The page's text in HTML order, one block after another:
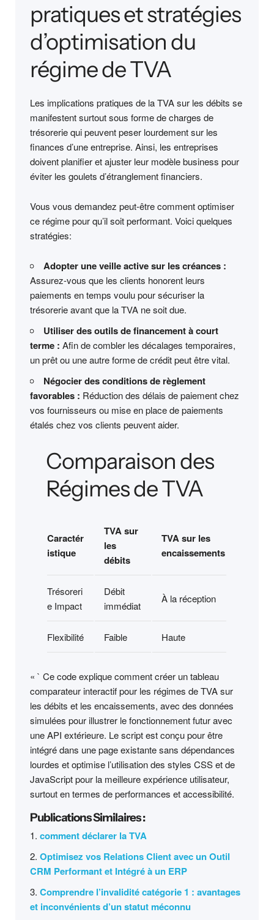
pratiques et stratégies
d’optimisation du
régime de TVA
Les implications pratiques de la TVA sur les débits se
manifestent surtout sous forme de charges de
trésorerie qui peuvent peser lourdement sur les
finances d’une entreprise. Ainsi, les entreprises
doivent planifier et ajuster leur modèle business pour
éviter les goulets d’étranglement financiers.
Vous vous demandez peut-être comment optimiser
ce régime pour qu’il soit performant. Voici quelques
stratégies:
Adopter une veille active sur les créances :
Assurez-vous que les clients honorent leurs
paiements en temps voulu pour sécuriser la
trésorerie avant que la TVA ne soit due.
Utiliser des outils de financement à court
terme : Afin de combler les décalages temporaires,
un prêt ou une autre forme de crédit peut être vital.
Négocier des conditions de règlement
favorables : Réduction des délais de paiement chez
vos fournisseurs ou mise en place de paiements
étalés chez vos clients peuvent aider.
Comparaison des
Régimes de TVA
Caractér
istique
TVA sur
les
débits
TVA sur les
encaissements
Trésoreri
e Impact
Débit
immédiat
À la réception
Flexibilité Faible Haute
« ` Ce code explique comment créer un tableau
comparateur interactif pour les régimes de TVA sur
les débits et les encaissements, avec des données
simulées pour illustrer le fonctionnement futur avec
une API extérieure. Le script est conçu pour être
intégré dans une page existante sans dépendances
lourdes et optimise l’utilisation des styles CSS et de
JavaScript pour la meilleure expérience utilisateur,
surtout en termes de performances et accessibilité.
Publications Similaires :
comment déclarer la TVA
Optimisez vos Relations Client avec un Outil
CRM Performant et Intégré à un ERP
Comprendre l’invalidité catégorie 1 : avantages
et inconvénients d’un statut méconnu